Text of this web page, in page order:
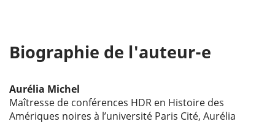
Biographie de l'auteur-e
Aurélia Michel
Maîtresse de conférences HDR en Histoire des
Amériques noires à l’université Paris Cité, Aurélia